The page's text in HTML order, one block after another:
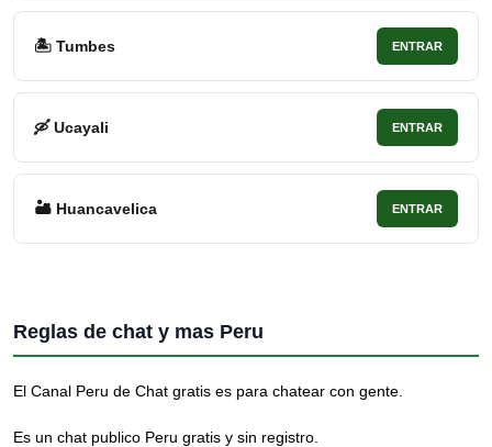
🏝 Tumbes ENTRAR
🛶 Ucayali ENTRAR
🏜 Huancavelica ENTRAR
Reglas de chat y mas Peru
El Canal Peru de Chat gratis es para chatear con gente.
Es un chat publico Peru gratis y sin registro.